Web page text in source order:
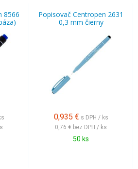
8566
Popisovač Centropen 2631
0,3 mm čierny
0,935 € s DPH / ks
0,76 € bez DPH / ks
50 ks